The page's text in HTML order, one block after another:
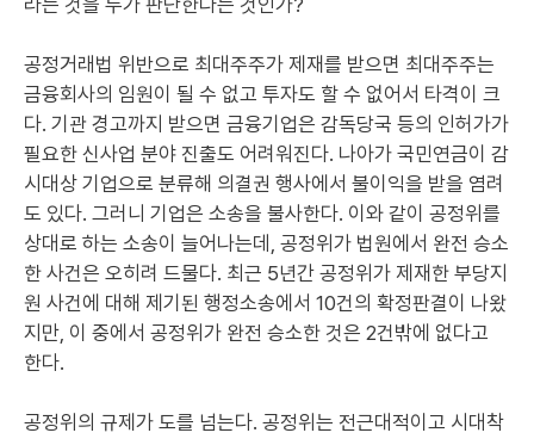
라는 것을 누가 판단한다는 것인가?
공정거래법 위반으로 최대주주가 제재를 받으면 최대주주는
금융회사의 임원이 될 수 없고 투자도 할 수 없어서 타격이 크
다. 기관 경고까지 받으면 금융기업은 감독당국 등의 인허가가
필요한 신사업 분야 진출도 어려워진다. 나아가 국민연금이 감
시대상 기업으로 분류해 의결권 행사에서 불이익을 받을 염려
도 있다. 그러니 기업은 소송을 불사한다. 이와 같이 공정위를
상대로 하는 소송이 늘어나는데, 공정위가 법원에서 완전 승소
한 사건은 오히려 드물다. 최근 5년간 공정위가 제재한 부당지
원 사건에 대해 제기된 행정소송에서 10건의 확정판결이 나왔
지만, 이 중에서 공정위가 완전 승소한 것은 2건밖에 없다고
한다.
공정위의 규제가 도를 넘는다. 공정위는 전근대적이고 시대착